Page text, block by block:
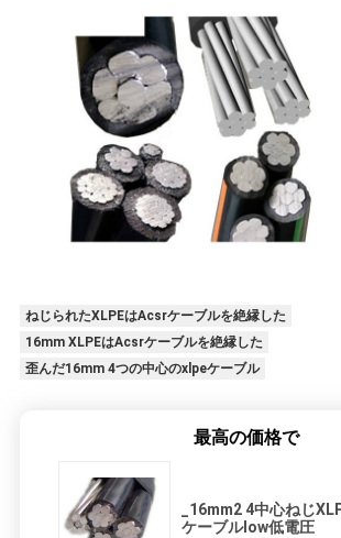
ねじられたXLPEはAcsrケーブルを絶縁した
16mm XLPEはAcsrケーブルを絶縁した
歪んだ16mm 4つの中心のxlpeケーブル
最高の価格で
_16mm2 4中心ねじ
ケーブルlow低電圧